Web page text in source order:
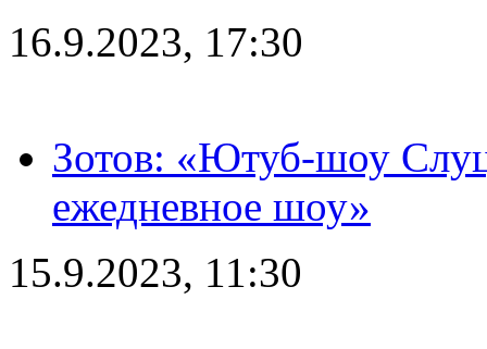
16.9.2023, 17:30
Зотов: «Ютуб-шоу
ежедневное шоу»
15.9.2023, 11:30